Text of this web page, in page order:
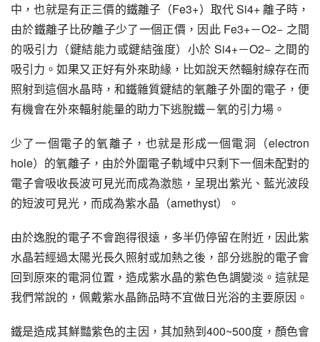
中，也就是有正三價的鐵離子（Fe3+）取代 Si4+ 離子時，
由於鐵離子比矽離子少了一個正價，因此 Fe3+－O2− 之間
的吸引力（鍵結能力或鍵結強度）小於 Si4+－O2− 之間的
吸引力。如果又正好有外來助緣，比如說天然輻射線存在而
照射到這個水晶時，和鐵雜質鍵結的氧離子外圍的電子，便
有機會在外來輻射能量的助力下逃脫鐵－氧的引力場。
少了一個電子的氧離子，也就是形成一個電洞（electron
hole）的氧離子，由於外圍電子軌域中只剩下一個未配對的
電子會吸收長波可見光而成為激態，呈現出紫光、藍光波段
的短波可見光，而成為紫水晶（amethyst）。
由於逸脫的電子不會跑得很遠，多半仍停留在附近，因此紫
水晶若經過太陽光長久照射或加熱之後，部分逃脫的電子會
回到原來的電洞位置，造成紫水晶的紫色色調變淡。這就是
我們常說的，佩戴紫水晶飾品時不宜做日光浴的主要原因。
鐵是造成其鮮豔紫色的主因，其加熱到400~500度，顏色會